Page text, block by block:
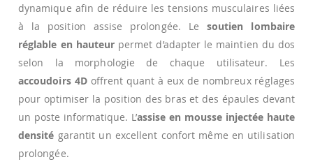
dynamique afin de réduire les tensions musculaires liées
à la position assise prolongée. Le soutien lombaire
réglable en hauteur permet d’adapter le maintien du dos
selon la morphologie de chaque utilisateur. Les
accoudoirs 4Doffrent quant à eux de nombreux réglages
pour optimiser la position des bras et des épaules devant
un poste informatique. L’assise en mousse injectée haute
densité garantit un excellent confort même en utilisation
prolongée.